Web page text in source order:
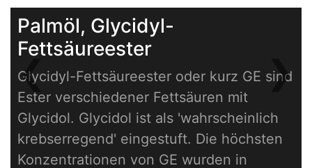
Palmöl, Glycidyl-
Fettsäureester
Glycidyl-Fettsäureester oder kurz GE sind
Ester verschiedener Fettsäuren mit
Glycidol. Glycidol ist als 'wahrscheinlich
krebserregend' eingestuft. Die höchsten
Konzentrationen von GE wurden in
❮Previous ❯
Next